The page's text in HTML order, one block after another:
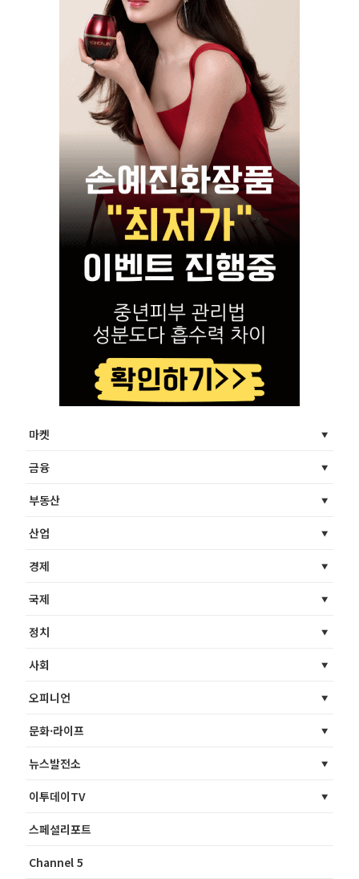
마켓
금융
부동산
산업
경제
국제
정치
사회
오피니언
문화·라이프
뉴스발전소
이투데이TV
스페셜리포트
Channel 5